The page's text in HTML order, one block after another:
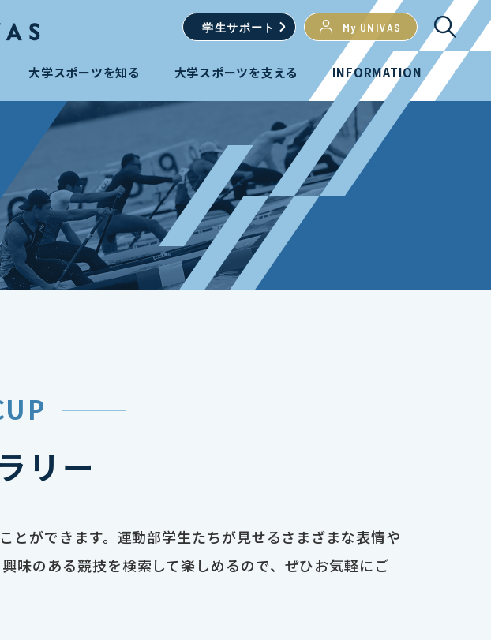
学生サポート My UNIVAS
大学スポーツを知る 大学スポーツを支える INFORMATION
リー
ができます。運動部学生たちが見せるさまざまな表情や
味のある競技を検索して楽しめるので、ぜひお気軽にご